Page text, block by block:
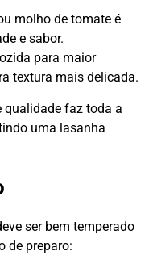
molho de tomate é
e sabor.
para maior
textura mais delicada.
qualidade faz toda a
uma lasanha
ser bem temperado
de preparo: